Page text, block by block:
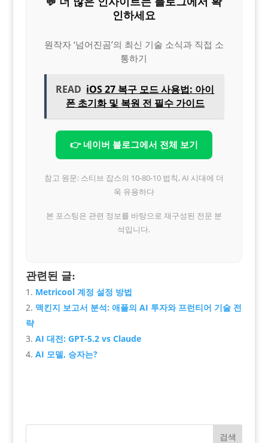
인하세요
원작자 ‘넘어진곰’의 최신 기술 소식과 직접 소
통하기
READ iOS 27 복구 모드 사용법: 아이
폰 초기화 및 복원 전 필수 가이드
👉 네이버 블로그에서 전체 보기
참고 원문: 스티브 잡스의 10-80-10 법칙, AI 시대에 더
욱 유용하다
본 포스팅은 관련 정보를 바탕으로 재구성된 전문 분
석입니다.
관련된 글:
Metricool 계정 설정 방법
맥킨지 보고서 분석: 애플의 AI 투자와 프런티어 기술 전
략
AI 대전: GPT-5.2 vs Claude
AI 모델, 승자는?
검색